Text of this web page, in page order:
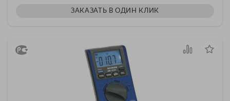
ЗАКАЗАТЬ В ОДИН КЛИК